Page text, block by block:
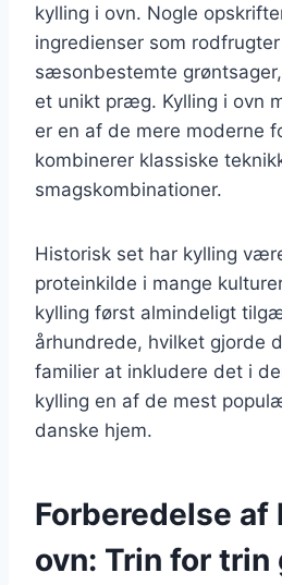
kylling i ovn. Nogle
ingredienser som
sæsonbestemte
et unikt præg. Kylling i ovn
er en af de mere moderne
kombinerer klassiske
smagskombinationer.
Historisk set har kylling
proteinkilde i mange
kylling først almindeligt
århundrede, hvilket gjorde
familier at inkludere det i
kylling en af de mest
danske hjem.
Forberedelse af
ovn: Trin for trin